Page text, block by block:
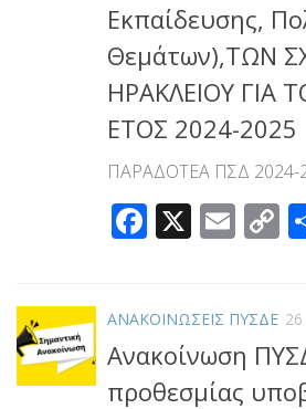
Εκπαίδευσης,
Θεμάτων),ΤΩΝ
ΗΡΑΚΛΕΙΟΥ ΓΙΑ
ΕΤΟΣ 2024-2025
ΠΑΡΑΔΟΤΕΑ ΠΣΔ 2024-
Facebook
X
ΑΝΑΚΟΙΝΩΣΕΙΣ ΠΥΣΔΕ
Ανακοίνωση
προθεσμίας